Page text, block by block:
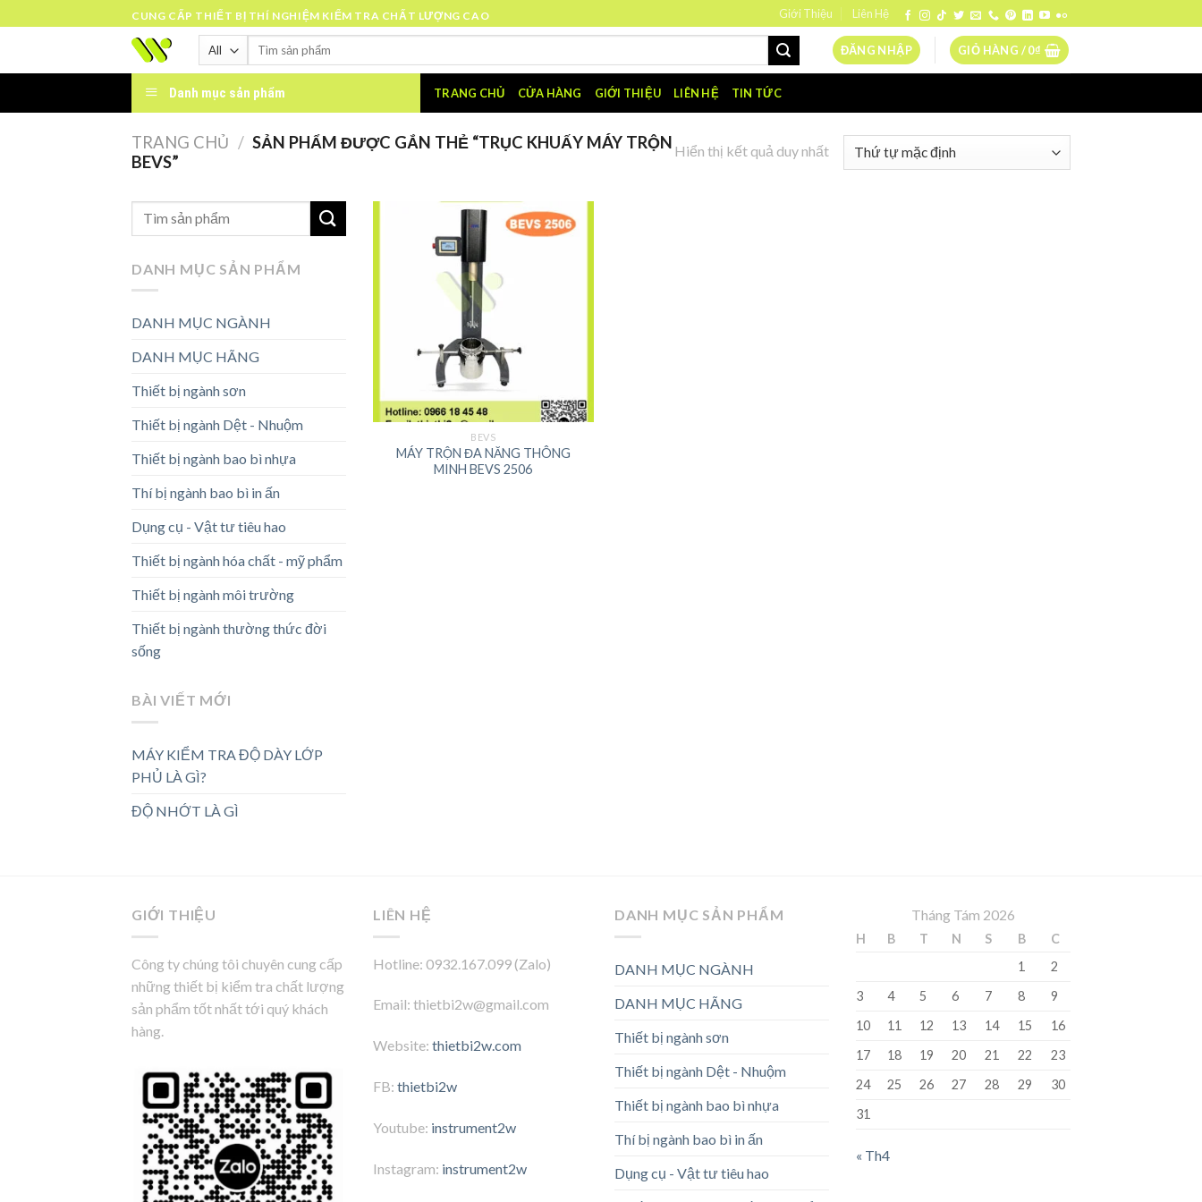
to
CUNG CẤP THIẾT BỊ THÍ NGHIỆM KIỂM TRA CHẤT LƯỢNG CAO Giới Thiệu Liên Hệ
Tìm
ĐĂNG NHẬP GIỎ HÀNG /0₫
Danh mục sản phẩm TRANG CHỦ CỬA HÀNG GIỚI THIỆU LIÊN HỆ TIN TỨC
TRANG CHỦ / SẢN PHẨM ĐƯỢC GẮN THẺ “TRỤC KHUẤY MÁY TRỘN
BEVS”
Hiển thị kết quả duy nhất
DANH MỤC SẢN PHẨM
DANH MỤC NGÀNH
DANH MỤC HÃNG
Thiết bị ngành sơn
Thiết bị ngành Dệt - Nhuộm
Thiết bị ngành bao bì nhựa
Thí bị ngành bao bì in ấn
Dụng cụ - Vật tư tiêu hao
Thiết bị ngành hóa chất - mỹ phẩm
Thiết bị ngành môi trường
Thiết bị ngành thường thức đời
sống
BÀI VIẾT MỚI
MÁY KIỂM TRA ĐỘ DÀY LỚP
PHỦ LÀ GÌ?
ĐỘ NHỚT LÀ GÌ
BEVS
MÁY TRỘN ĐA NĂNG THÔNG
MINH BEVS 2506
GIỚI THIỆU
Công ty chúng tôi chuyên cung cấp
những thiết bị kiểm tra chất lượng
sản phẩm tốt nhất tới quý khách
hàng.
LIÊN HỆ
Hotline: 0932.167.099 (Zalo)
Email: thietbi2w@gmail.com
Website: thietbi2w.com
FB: thietbi2w
Youtube: instrument2w
Instagram: instrument2w
DANH MỤC SẢN PHẨM
DANH MỤC NGÀNH
DANH MỤC HÃNG
Thiết bị ngành sơn
Thiết bị ngành Dệt - Nhuộm
Thiết bị ngành bao bì nhựa
Thí bị ngành bao bì in ấn
Dụng cụ - Vật tư tiêu hao
Tháng Tám 2026
H B T N S B
C
1
2
3
4 5 6 7 8
9
10
11 12 13 14 15
16
17
18 19 20 21 22
23
24
25 26 27 28 29
30
31
« Th4